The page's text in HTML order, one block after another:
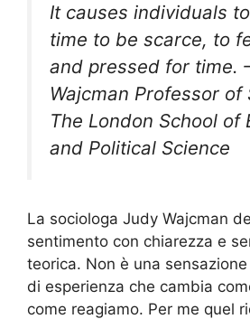
It causes individuals
time to be scarce, to
and pressed for time.
Wajcman Professor of
The London School of
and Political Science
La sociologa Judy Wajcman
sentimento con chiarezza e
teorica. Non è una
di esperienza che cambia
come reagiamo. Per me quel